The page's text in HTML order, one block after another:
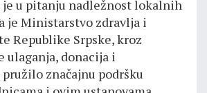
je u pitanju nadležnost lokalnih
je Ministarstvo zdravlja i
Republike Srpske, kroz
ulaganja, donacija i
značajnu podršku